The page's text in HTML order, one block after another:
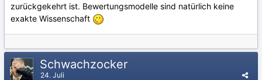
zurückgekehrt ist. Bewertungsmodelle sind natürlich keine
exakte Wissenschaft
Schwachzocker
24. Juli